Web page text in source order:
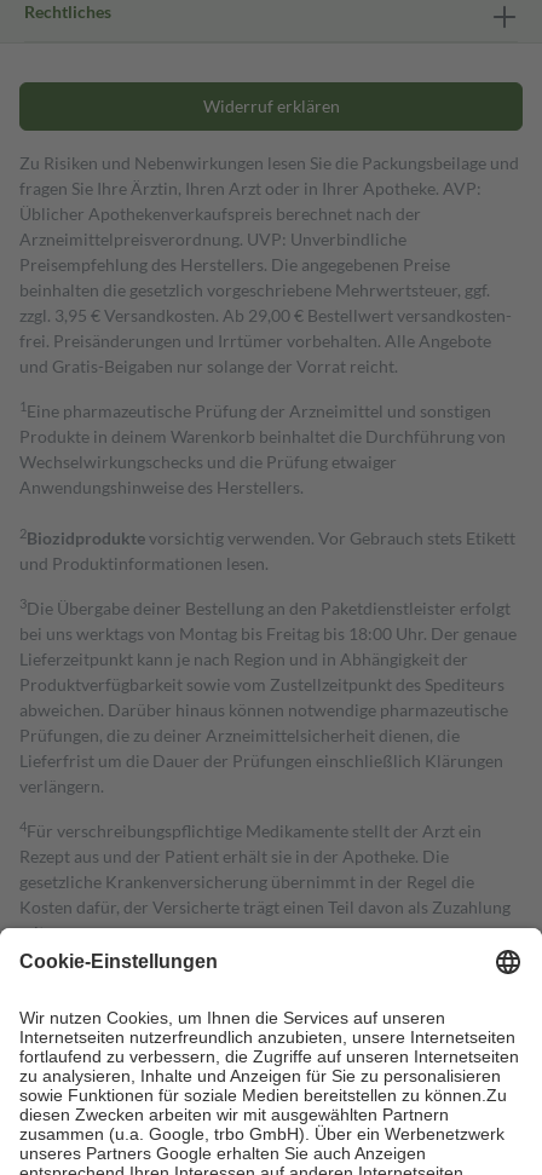
Rechtliches
Widerruf erklären
Zu Risiken und Nebenwirkungen lesen Sie die Packungsbeilage und
fragen Sie Ihre Ärztin, Ihren Arzt oder in Ihrer Apotheke. AVP:
Üblicher Apothekenverkaufspreis berechnet nach der
Arzneimittelpreisverordnung. UVP: Unverbindliche
Preisempfehlung des Herstellers. Die angegebenen Preise
beinhalten die gesetzlich vorgeschriebene Mehrwertsteuer, ggf.
zzgl. 3,95 € Versandkosten. Ab 29,00 € Bestell­wert versand­kosten­
frei. Preisänderungen und Irrtümer vorbehalten. Alle Angebote
und Gratis-Beigaben nur solange der Vorrat reicht.
1 Eine pharmazeutische Prüfung der Arzneimittel und sonstigen
Produkte in deinem Warenkorb beinhaltet die Durchführung von
Wechselwirkungschecks und die Prüfung etwaiger
Anwendungshinweise des Herstellers.
2Biozidproduktevorsichtig verwenden. Vor Gebrauch stets Etikett
und Produktinformationen lesen.
3Die Übergabe deiner Bestellung an den Paketdienstleister erfolgt
bei uns werktags von Montag bis Freitag bis 18:00 Uhr. Der genaue
Lieferzeitpunkt kann je nach Region und in Abhängigkeit der
Produktverfügbarkeit sowie vom Zustellzeitpunkt des Spediteurs
abweichen. Darüber hinaus können notwendige pharmazeutische
Prüfungen, die zu deiner Arzneimittelsicherheit dienen, die
Lieferfrist um die Dauer der Prüfungen einschließlich Klärungen
verlängern.
4Für verschreibungspflichtige Medikamente stellt der Arzt ein
Rezept aus und der Patient erhält sie in der Apotheke. Die
gesetzliche Krankenversicherung übernimmt in der Regel die
Kosten dafür, der Versicherte trägt einen Teil davon als Zuzahlung
mit.
Grundsätzlich leisten Mitglieder Zuzahlungen in Höhe von zehn
höchstens zehn Euro.
Es sind jedoch nie mehr als die tatsächlichen
Kosten der Leistung zu entrichten.
Diese Regeln gelten grundsätzlich auch für Online-Apotheken.
Bei Heilmitteln und häuslicher Krankenpflege beträgt die
Zuzahlung zehn Prozent der Kosten sowie zehn Euro je
Verordnung.
Um das Engagement der Versicherten für ihre eigene Gesundheit zu